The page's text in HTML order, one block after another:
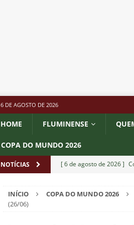
6 DE AGOSTO DE 2026
HOME FLUMINENSE
COPA DO MUNDO 2026
NOTÍCIAS [ 6 de agosto de 2026 ]
[ 6 de agosto de 2026 ]
INÍCIO COPA DO MUNDO 2026
(26/06)